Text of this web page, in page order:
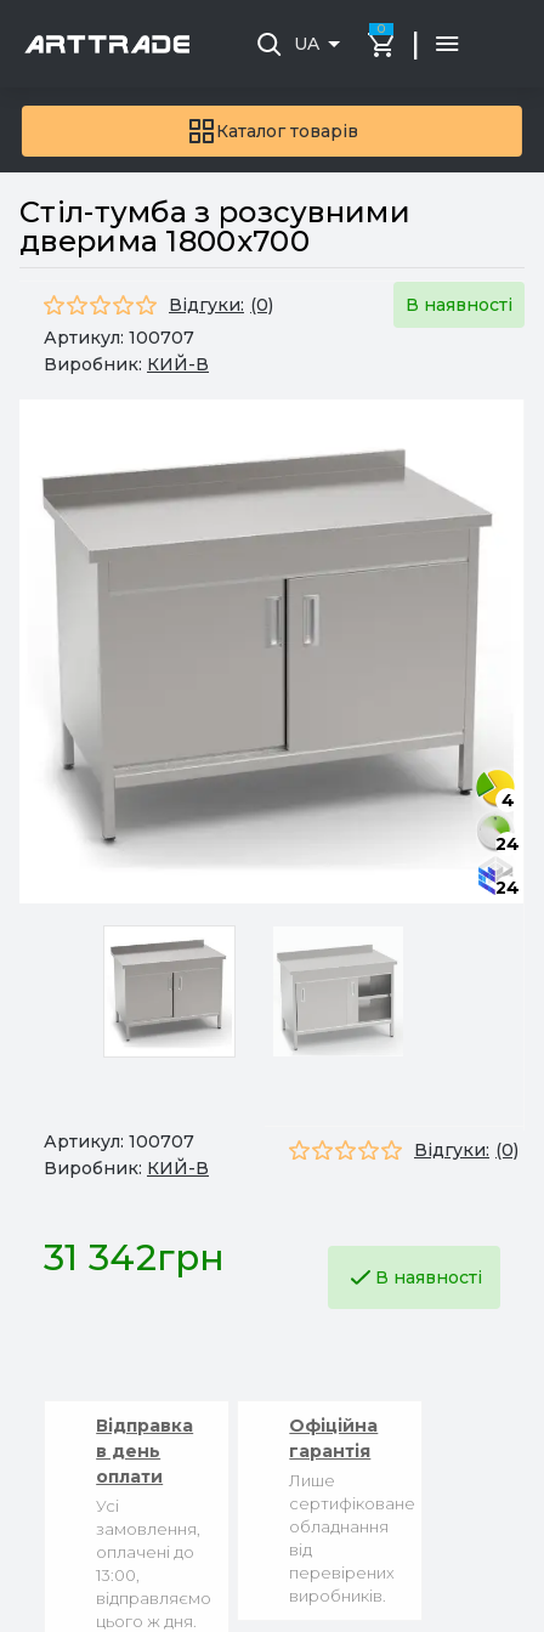
Каталог товарів
UA
0 |
Стіл-тумба з розсувними
дверима 1800x700
Відгуки: (0)
В наявності
Артикул: 100707
Виробник: КИЙ-В
4
24
24
Артикул: 100707
Виробник: КИЙ-В
Відгуки: (0)
31 342грн В наявності
Відправка
в день
оплати
Усі
замовлення,
оплачені до
13:00,
відправляємо
цього ж дня.
Офіційна
гарантія
Лише
сертифіковане
обладнання
від
перевірених
виробників.